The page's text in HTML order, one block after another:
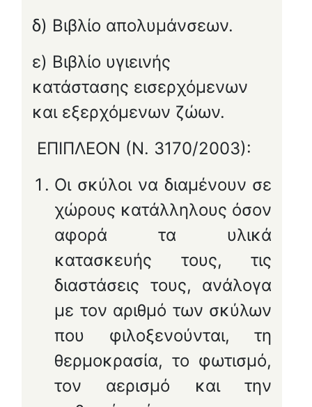
δ) Βιβλίο απολυμάνσεων.
ε) Βιβλίο υγιεινής
κατάστασης εισερχόμενων
και εξερχόμενων ζώων.
ΕΠΙΠΛΕΟΝ (Ν. 3170/2003):
Οι σκύλοι να διαμένουν σε
χώρους κατάλληλους όσον
αφορά τα υλικά
κατασκευής τους, τις
διαστάσεις τους, ανάλογα
με τον αριθμό των σκύλων
που φιλοξενούνται, τη
θερμοκρασία, το φωτισμό,
τον αερισμό και την